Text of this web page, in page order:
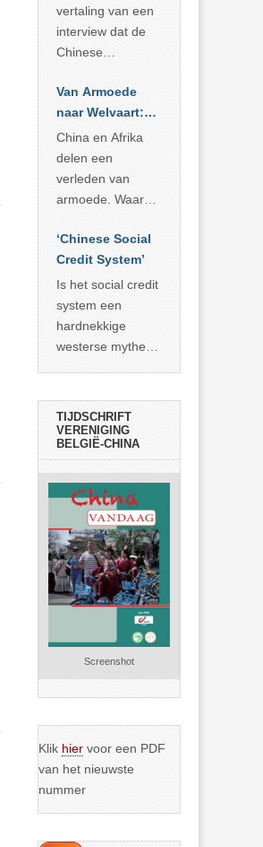
vertaling van een
interview dat de
Chinese
Sociale
Wetenschappen
afnam van de
Britse
marxistische
econoom Michael
zien dat
… >> lees meer
Van Armoede
naar Welvaart:
Wat Afrika kan
leren van
China’s
economisch
China en Afrika
delen een
verleden van
armoede. Waar
voorbije veertig
jaar in slaagde
meer dan 800
miljoen mensen
uit de armoede
… >> lees meer
‘Chinese Social
Credit System’
Is het social credit
system een
hardnekkige
westerse mythe of
TIJDSCHRIFT
VERENIGING
BELGIË-CHINA
Screenshot
Klik hier voor een PDF
van het nieuwste
nummer